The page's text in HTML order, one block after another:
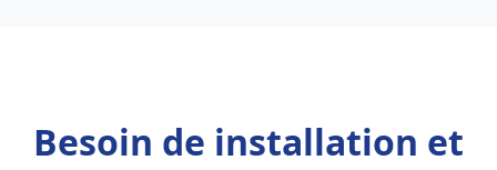
Besoin de installation et